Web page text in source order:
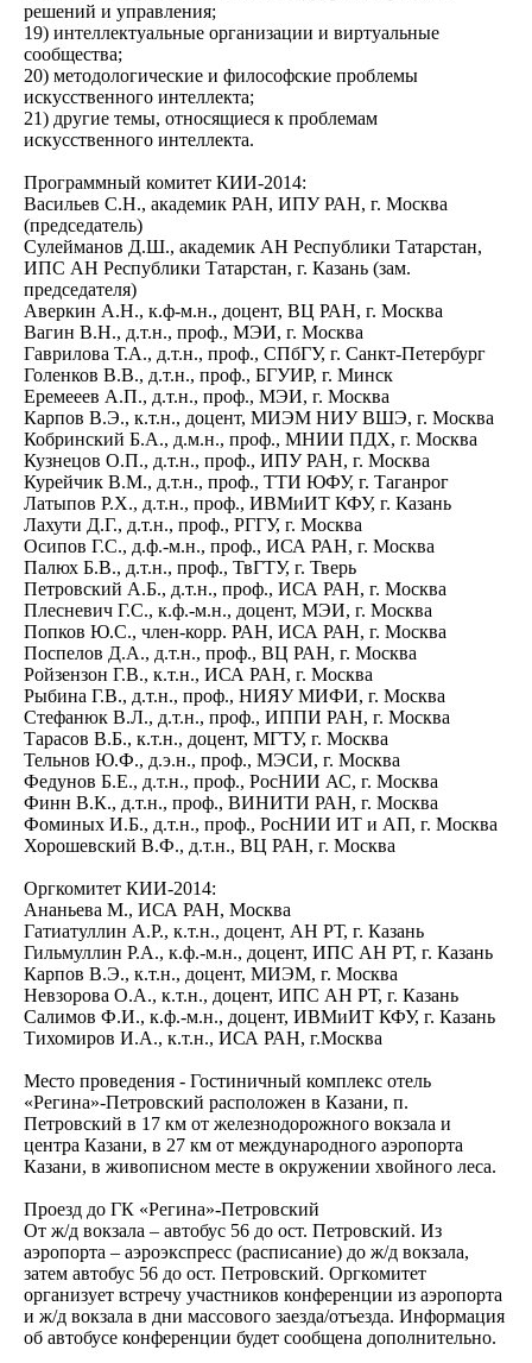
решений и управления;
19) интеллектуальные организации и виртуальные
сообщества;
20) методологические и философские проблемы
искусственного интеллекта;
21) другие темы, относящиеся к проблемам
искусственного интеллекта.
Программный комитет КИИ-2014:
Васильев С.Н., академик РАН, ИПУ РАН, г. Москва
(председатель)
Сулейманов Д.Ш., академик АН Республики Татарстан,
ИПС АН Республики Татарстан, г. Казань (зам.
председателя)
Аверкин А.Н., к.ф-м.н., доцент, ВЦ РАН, г. Москва
Вагин В.Н., д.т.н., проф., МЭИ, г. Москва
Гаврилова Т.А., д.т.н., проф., СПбГУ, г. Санкт-Петербург
Голенков В.В., д.т.н., проф., БГУИР, г. Минск
Еремееев А.П., д.т.н., проф., МЭИ, г. Москва
Карпов В.Э., к.т.н., доцент, МИЭМ НИУ ВШЭ, г. Москва
Кобринский Б.А., д.м.н., проф., МНИИ ПДХ, г. Москва
Кузнецов О.П., д.т.н., проф., ИПУ РАН, г. Москва
Курейчик В.М., д.т.н., проф., ТТИ ЮФУ, г. Таганрог
Латыпов Р.Х., д.т.н., проф., ИВМиИТ КФУ, г. Казань
Лахути Д.Г., д.т.н., проф., РГГУ, г. Москва
Осипов Г.С., д.ф.-м.н., проф., ИСА РАН, г. Москва
Палюх Б.В., д.т.н., проф., ТвГТУ, г. Тверь
Петровский А.Б., д.т.н., проф., ИСА РАН, г. Москва
Плесневич Г.С., к.ф.-м.н., доцент, МЭИ, г. Москва
Попков Ю.С., член-корр. РАН, ИСА РАН, г. Москва
Поспелов Д.А., д.т.н., проф., ВЦ РАН, г. Москва
Ройзензон Г.В., к.т.н., ИСА РАН, г. Москва
Рыбина Г.В., д.т.н., проф., НИЯУ МИФИ, г. Москва
Стефанюк В.Л., д.т.н., проф., ИППИ РАН, г. Москва
Тарасов В.Б., к.т.н., доцент, МГТУ, г. Москва
Тельнов Ю.Ф., д.э.н., проф., МЭСИ, г. Москва
Федунов Б.Е., д.т.н., проф., РосНИИ АС, г. Москва
Финн В.К., д.т.н., проф., ВИНИТИ РАН, г. Москва
Фоминых И.Б., д.т.н., проф., РосНИИ ИТ и АП, г. Москва
Хорошевский В.Ф., д.т.н., ВЦ РАН, г. Москва
Оргкомитет КИИ-2014:
Ананьева М., ИСА РАН, Москва
Гатиатуллин А.Р., к.т.н., доцент, АН РТ, г. Казань
Гильмуллин Р.А., к.ф.-м.н., доцент, ИПС АН РТ, г. Казань
Карпов В.Э., к.т.н., доцент, МИЭМ, г. Москва
Невзорова О.А., к.т.н., доцент, ИПС АН РТ, г. Казань
Салимов Ф.И., к.ф.-м.н., доцент, ИВМиИТ КФУ, г. Казань
Тихомиров И.А., к.т.н., ИСА РАН, г.Москва
Место проведения - Гостиничный комплекс отель
«Регина»-Петровский расположен в Казани, п.
Петровский в 17 км от железнодорожного вокзала и
центра Казани, в 27 км от международного аэропорта
Казани, в живописном месте в окружении хвойного леса.
Проезд до ГК «Регина»-Петровский
От ж/д вокзала – автобус 56 до ост. Петровский. Из
аэропорта – аэроэкспресс (расписание) до ж/д вокзала,
затем автобус 56 до ост. Петровский. Оргкомитет
организует встречу участников конференции из аэропорта
и ж/д вокзала в дни массового заезда/отъезда. Информация
об автобусе конференции будет сообщена дополнительно.